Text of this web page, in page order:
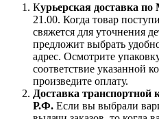
Курьерская доставка по
21.00. Когда товар
свяжется для уточнения
предложит выбрать
адрес. Осмотрите
соответствие указанной
произведите оплату.
Доставка
Р.Ф. Если вы выбрали